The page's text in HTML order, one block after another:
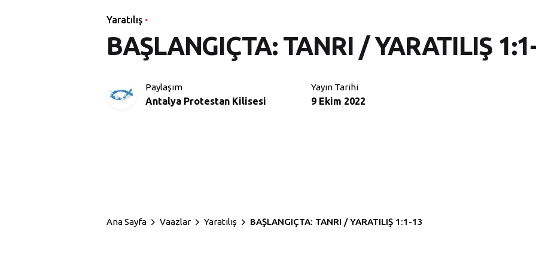
Yaratılış
BAŞLANGIÇTA: TANRI / YARATILIŞ
Paylaşım
Antalya Protestan Kilisesi
Yayın Tarihi
9 Ekim 2022
Ana Sayfa Vaazlar Yaratılış BAŞLANGIÇTA: TANRI / YARATILIŞ 1:1-13